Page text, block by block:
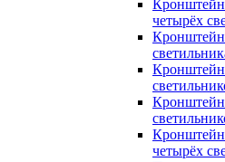
четырёх
четырёх